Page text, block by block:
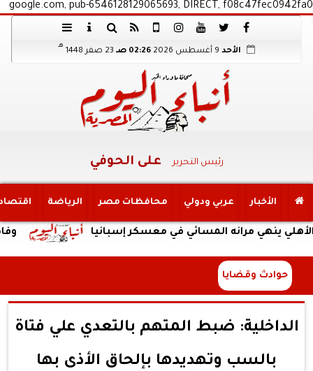
google.com, pub-6546128129065693, DIRECT, f08c47fec0942fa0
الأحد 02:26 صـ 23 صفر 1448
هـ
رئيس التحرير على الحوفي
الأخبار عربي ودولي محافظات مصر الرياضة
وفاة والد مرانه المسائي في معسكر إسبانيا
حوادث وقضايا
الداخلية: ضبط المتهم بالتعدي علي فتاة
بالسب وتهديدها بإلحاق الأذى بها